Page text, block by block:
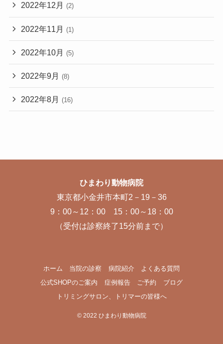
2022年12月 (2)
2022年11月 (1)
2022年10月 (5)
2022年9月 (8)
2022年8月 (16)
ひまわり動物病院
東京都小金井市本町2－19－36
9：00～12：00 15：00～18：00
（受付は診察終了15分前まで）
ホーム 当院の診察 病院紹介
よくある質問
公式SHOPのご案内
症例報告 ご予約
ブログ
トリミングサロン、トリマーの皆様へ
©2022 ひまわり動物病院